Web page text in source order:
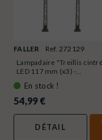
FALLER
Ref. 272129
Lampadaire "Treillis
LED 117 mm (x3) -...
En stock !
54,99 €
DÉTAIL